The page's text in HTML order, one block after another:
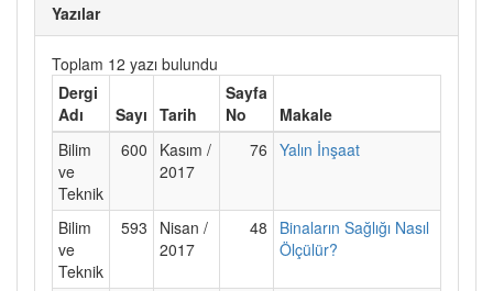
Yazılar
Toplam 12 yazı bulundu
Dergi
Adı
Sayı Tarih
Sayfa
No
Makale
Bilim
ve
Teknik
600
Kasım /
2017
76 Yalın İnşaat
Bilim
ve
Teknik
593
Nisan /
2017
48
Binaların Sağlığı Nasıl
Ölçülür?